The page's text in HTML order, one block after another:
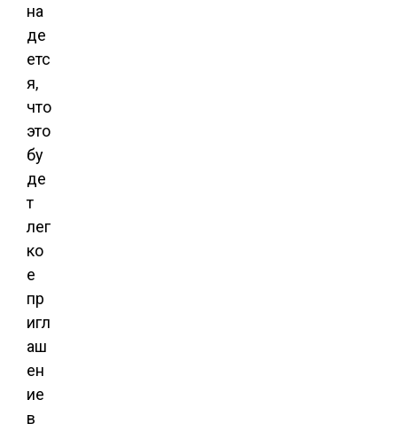
на
де
етс
я,
что
это
бу
де
т
лег
ко
е
пр
игл
аш
ен
ие
в